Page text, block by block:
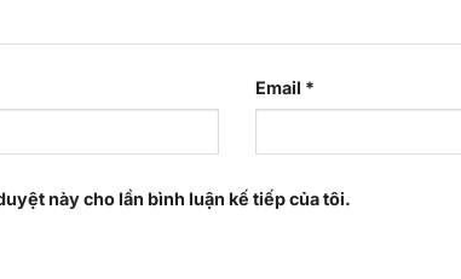
Email *
này cho lần bình luận kế tiếp của tôi.